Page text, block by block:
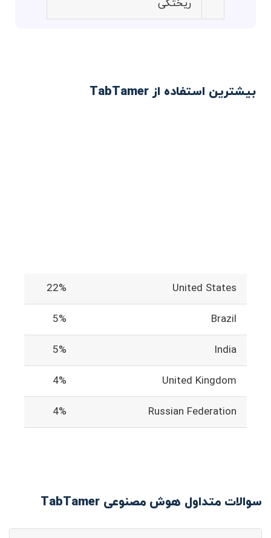
ریختگی
بیشترین استفاده از TabTamer
United States
22%
Brazil
5%
India
5%
United Kingdom
4%
Russian Federation
4%
سوالات متداول هوش مصنوعی TabTamer